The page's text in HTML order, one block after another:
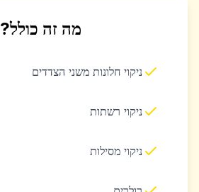
מה זה כולל?
ניקוי חלונות משני הצדדים
ניקוי רשתות
ניקוי מסילות